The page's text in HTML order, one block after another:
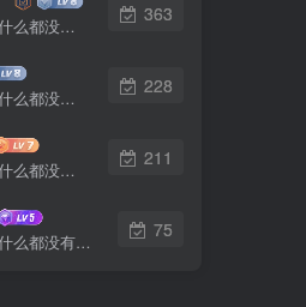
这家伙很懒，什么都没有写...
363
这家伙很懒，什么都没有写...
228
这家伙很懒，什么都没有写...
211
这家伙很懒，什么都没有写...
75